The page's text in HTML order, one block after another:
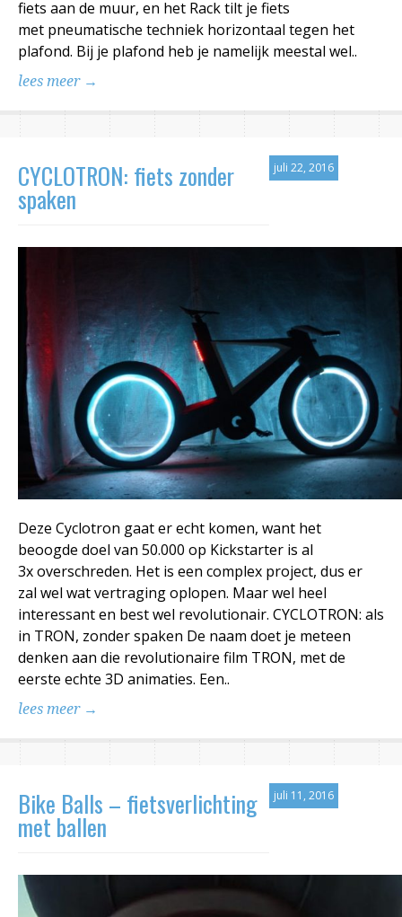
fiets aan de muur, en het Rack tilt je fiets
met pneumatische techniek horizontaal tegen het
plafond. Bij je plafond heb je namelijk meestal wel..
lees meer →
juli 22, 2016
CYCLOTRON: fiets zonder
spaken
Deze Cyclotron gaat er echt komen, want het
beoogde doel van 50.000 op Kickstarter is al
3x overschreden. Het is een complex project, dus er
zal wel wat vertraging oplopen. Maar wel heel
interessant en best wel revolutionair. CYCLOTRON: als
in TRON, zonder spaken De naam doet je meteen
denken aan die revolutionaire film TRON, met de
eerste echte 3D animaties. Een..
lees meer →
juli 11, 2016
Bike Balls – fietsverlichting
met ballen